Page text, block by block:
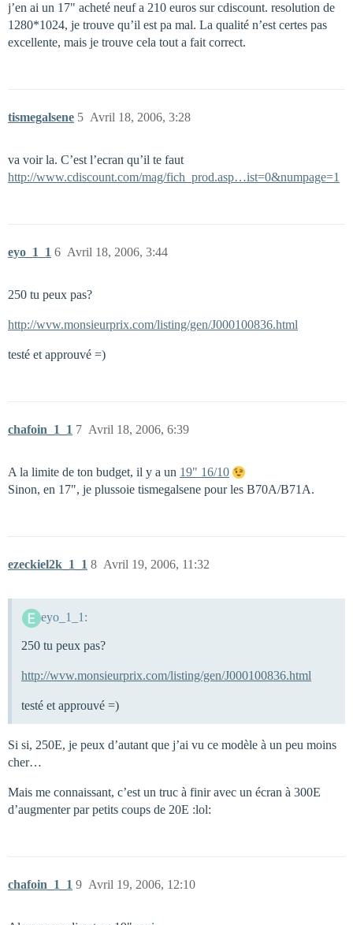
j’en ai un 17" acheté neuf a 210 euros sur cdiscount. resolution de
1280*1024, je trouve qu’il est pa mal. La qualité n’est certes pas
excellente, mais je trouve cela tout a fait correct.
tismegalsene Avril 18, 2006, 3:28
5
va voir la. C’est l’ecran qu’il te faut
http://www.cdiscount.com/mag/fich_prod.asp…ist=0&numpage=1
eyo_1_1 Avril 18, 2006, 3:44
6
250 tu peux pas?
http://wvw.monsieurprix.com/listing/gen/J000100836.html
testé et approuvé =)
chafoin_1_1 Avril 18, 2006, 6:39
7
A la limite de ton budget, il y a un 19" 16/10
Sinon, en 17", je plussoie tismegalsene pour les B70A/B71A.
ezeckiel2k_1_1 Avril 19, 2006, 11:32
8
eyo_1_1:
250 tu peux pas?
http://wvw.monsieurprix.com/listing/gen/J000100836.html
testé et approuvé =)
Si si, 250E, je peux d’autant que j’ai vu ce modèle à un peu moins
cher…
Mais me connaissant, c’est un truc à finir avec un écran à 300E
d’augmenter par petits coups de 20E :lol:
chafoin_1_1 Avril 19, 2006, 12:10
9